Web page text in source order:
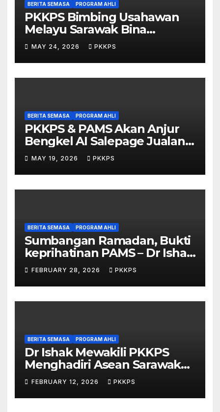
BERITA SEMASA PROGRAM AHLI
PKKPS Bimbing Usahawan
Melayu Sarawak Bina
Salepage Guna AI
MAY 24, 2026 PKKPS
BERITA SEMASA PROGRAM AHLI
PKKPS & PAMS Akan Anjur
Bengkel AI Salepage Jualan
Produk untuk Usahawan
Sarawak
MAY 19, 2026 PKKPS
BERITA SEMASA PROGRAM AHLI
Sumbangan Ramadan, Bukti
keprihatinan PAMS – Dr Ishak
Johari
FEBRUARY 28, 2026 PKKPS
BERITA SEMASA PROGRAM AHLI
Dr Ishak Mewakili PKKPS
Menghadiri Asean Sarawak
Business & Economic Forum
2026
FEBRUARY 12, 2026 PKKPS